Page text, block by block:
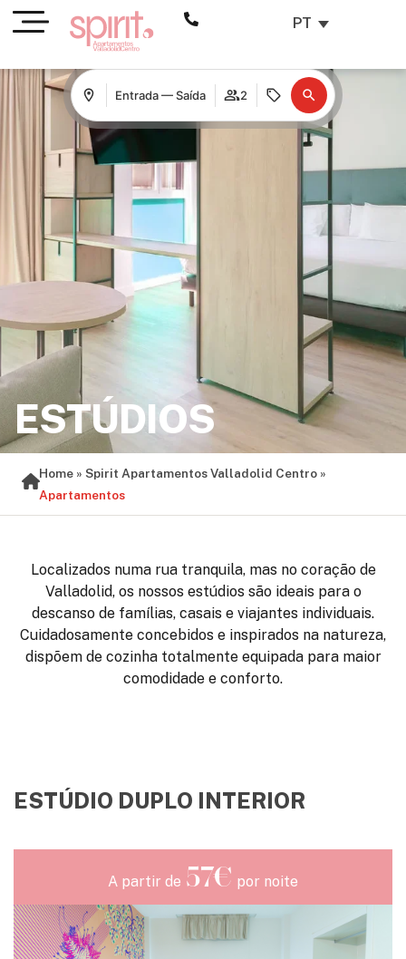
PT
Entrada — Saída 2
ESTÚDIOS
Home» Spirit Apartamentos Valladolid Centro»
Apartamentos
Localizados numa rua tranquila, mas no coração de
Valladolid, os nossos estúdios são ideais para o
descanso de famílias, casais e viajantes individuais.
Cuidadosamente concebidos e inspirados na natureza,
dispõem de cozinha totalmente equipada para maior
comodidade e conforto.
ESTÚDIO DUPLO INTERIOR
A partir de 57€ por noite